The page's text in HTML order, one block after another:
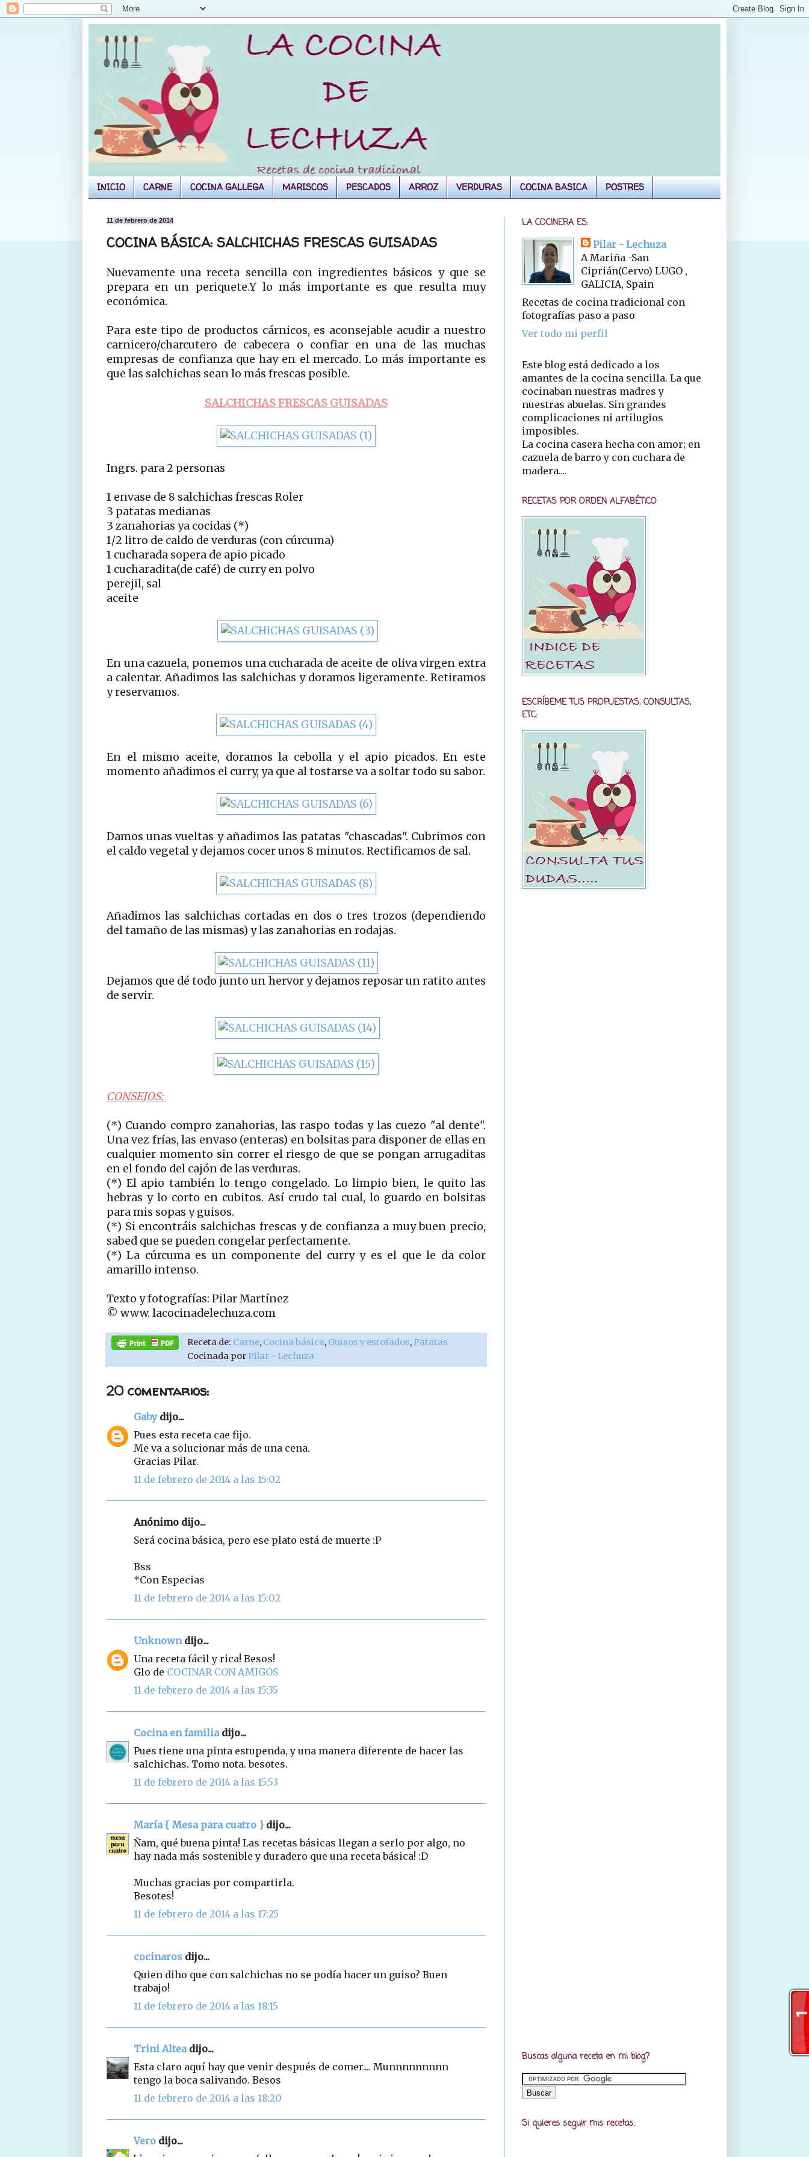
INICIO CARNE COCINA GALLEGA MARISCOS PESCADOS ARROZ VERDURAS COCINA BASICA POSTRES
11 de febrero de 2014
COCINA BÁSICA: SALCHICHAS FRESCAS GUISADAS
Nuevamente una receta sencilla con ingredientes básicos y que se
prepara en un periquete.Y lo más importante es que resulta muy
económica.
Para este tipo de productos cárnicos, es aconsejable acudir a nuestro
carnicero/charcutero de cabecera o confiar en una de las muchas
empresas de confianza que hay en el mercado. Lo más importante es
que las salchichas sean lo más frescas posible.
SALCHICHAS FRESCAS GUISADAS
Ingrs. para 2 personas
1 envase de 8 salchichas frescas Roler
3 patatas medianas
3 zanahorias ya cocidas (*)
1/2 litro de caldo de verduras (con cúrcuma)
1 cucharada sopera de apio picado
1 cucharadita(de café) de curry en polvo
perejil, sal
aceite
En una cazuela, ponemos una cucharada de aceite de oliva virgen extra
a calentar. Añadimos las salchichas y doramos ligeramente. Retiramos
y reservamos.
En el mismo aceite, doramos la cebolla y el apio picados. En este
momento añadimos el curry, ya que al tostarse va a soltar todo su sabor.
Damos unas vueltas y añadimos las patatas "chascadas". Cubrimos con
el caldo vegetal y dejamos cocer unos 8 minutos. Rectificamos de sal.
Añadimos las salchichas cortadas en dos o tres trozos (dependiendo
del tamaño de las mismas) y las zanahorias en rodajas.
Dejamos que dé todo junto un hervor y dejamos reposar un ratito antes
de servir.
CONSEJOS:
(*) Cuando compro zanahorias, las raspo todas y las cuezo "al dente".
Una vez frías, las envaso (enteras) en bolsitas para disponer de ellas en
cualquier momento sin correr el riesgo de que se pongan arrugaditas
en el fondo del cajón de las verduras.
(*) El apio también lo tengo congelado. Lo limpio bien, le quito las
hebras y lo corto en cubitos. Así crudo tal cual, lo guardo en bolsitas
para mis sopas y guisos.
(*) Si encontráis salchichas frescas y de confianza a muy buen precio,
sabed que se pueden congelar perfectamente.
(*) La cúrcuma es un componente del curry y es el que le da color
amarillo intenso.
Texto y fotografías: Pilar Martínez
© www. lacocinadelechuza.com
Receta de: Carne, Cocina básica, Guisos y estofados, Patatas
Cocinada por Pilar - Lechuza
20 comentarios:
Gabydijo...
Pues esta receta cae fijo.
Me va a solucionar más de una cena.
Gracias Pilar.
11 de febrero de 2014 a las 15:02
Anónimo dijo...
Será cocina básica, pero ese plato está de muerte :P
Bss
*Con Especias
11 de febrero de 2014 a las 15:02
Unknowndijo...
Una receta fácil y rica! Besos!
Glo de COCINAR CON AMIGOS
11 de febrero de 2014 a las 15:35
Cocina en familiadijo...
Pues tiene una pinta estupenda, y una manera diferente de hacer las
salchichas. Tomo nota. besotes.
11 de febrero de 2014 a las 15:53
María { Mesa para cuatro } dijo...
Ñam, qué buena pinta! Las recetas básicas llegan a serlo por algo, no
hay nada más sostenible y duradero que una receta básica! :D
Muchas gracias por compartirla.
Besotes!
11 de febrero de 2014 a las 17:25
cocinaros dijo...
Quien diho que con salchichas no se podía hacer un guiso? Buen
trabajo!
11 de febrero de 2014 a las 18:15
Trini Alteadijo...
Esta claro aquí hay que venir después de comer.... Munnnnnnnnn
tengo la boca salivando. Besos
11 de febrero de 2014 a las 18:20
Vero dijo...
LA COCINERA ES:
Pilar - Lechuza
A Mariña -San
Ciprián(Cervo) LUGO ,
GALICIA, Spain
Recetas de cocina tradicional con
fotografías paso a paso
Ver todo mi perfil
Este blog está dedicado a los
amantes de la cocina sencilla. La que
cocinaban nuestras madres y
nuestras abuelas. Sin grandes
complicaciones ni artilugios
imposibles.
La cocina casera hecha con amor; en
cazuela de barro y con cuchara de
madera....
RECETAS POR ORDEN ALFABÉTICO
ESCRÍBEME TUS PROPUESTAS, CONSULTAS,
ETC:
Buscas alguna receta en mi blog?
Si quieres seguir mis recetas: